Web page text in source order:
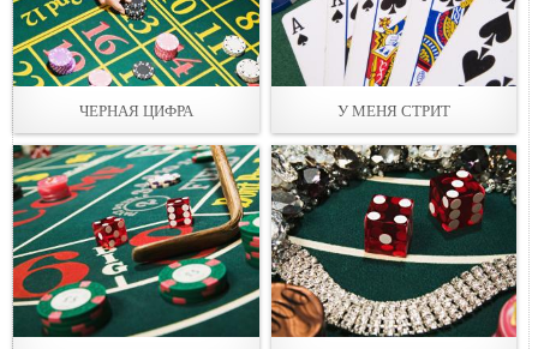
ЧЕРНАЯ ЦИФРА У МЕНЯ СТРИТ